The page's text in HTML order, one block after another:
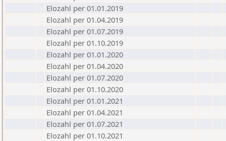
Elozahl per 01.01.2019
Elozahl per 01.04.2019
Elozahl per 01.07.2019
Elozahl per 01.10.2019
Elozahl per 01.01.2020
Elozahl per 01.04.2020
Elozahl per 01.07.2020
Elozahl per 01.10.2020
Elozahl per 01.01.2021
Elozahl per 01.04.2021
Elozahl per 01.07.2021
Elozahl per 01.10.2021